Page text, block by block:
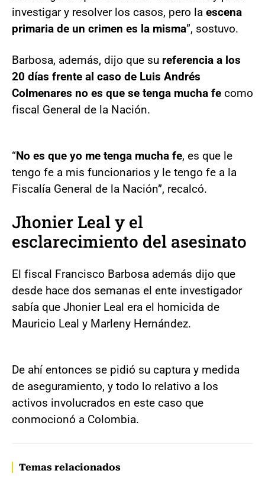
investigar y resolver los casos, pero la escena
primaria de un crimen es la misma”, sostuvo.
Barbosa, además, dijo que su referencia a los
20 días frente al caso de Luis Andrés
Colmenares no es que se tenga mucha fe como
fiscal General de la Nación.
“No es que yo me tenga mucha fe, es que le
tengo fe a mis funcionarios y le tengo fe a la
Fiscalía General de la Nación”, recalcó.
Jhonier Lealy el
esclarecimiento del asesinato
El fiscal Francisco Barbosa además dijo que
desde hace dos semanas el ente investigador
sabía que Jhonier Leal era el homicida de
Mauricio Leal y Marleny Hernández.
De ahí entonces se pidió su captura y medida
de aseguramiento, y todo lo relativo a los
activos involucrados en este caso que
conmocionó a Colombia.
Temas relacionados